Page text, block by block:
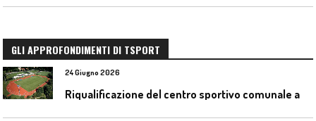
GLI APPROFONDIMENTI DI TSPORT
24 Giugno 2026